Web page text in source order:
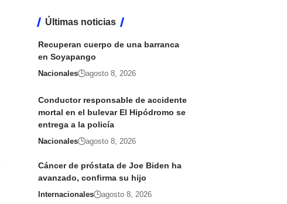
Últimas noticias
Recuperan cuerpo de una barranca
en Soyapango
Nacionales agosto 8, 2026
Conductor responsable de accidente
mortal en el bulevar El Hipódromo se
entrega a la policía
Nacionales agosto 8, 2026
Cáncer de próstata de Joe Biden ha
avanzado, confirma su hijo
Internacionales agosto 8, 2026